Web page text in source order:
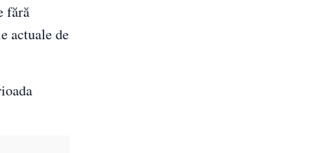
fără
actuale de